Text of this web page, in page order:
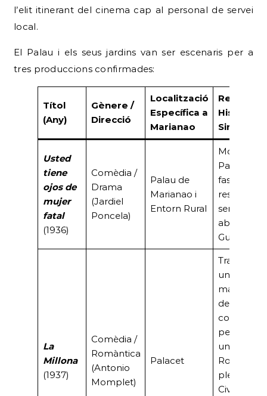
l’elit itinerant del cinema cap al personal de servei
local.
El Palau i els seus jardins van ser escenaris per a
tres produccions confirmades:
Títol
(Any)
Gènere /
Direcció
Localització
Específica a
Marianao
Ressalt
Històric /
Sinopsi
Usted
tiene
ojos de
mujer
fatal
(1936)
Comèdia /
Drama
(Jardiel
Poncela)
Palau de
Marianao i
Entorn Rural
Mostra el
Palau
fastuosa
residència
senyorial
abans de
Guerra
La
Millona
(1937)
Comèdia /
Romàntica
(Antonio
Momplet)
Palacet
Trama
un
matrimoni
de
per
una
Rodada en
plena
Civil.